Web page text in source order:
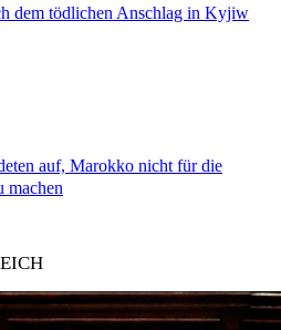
dem tödlichen Anschlag in Kyjiw
auf, Marokko nicht für die
machen